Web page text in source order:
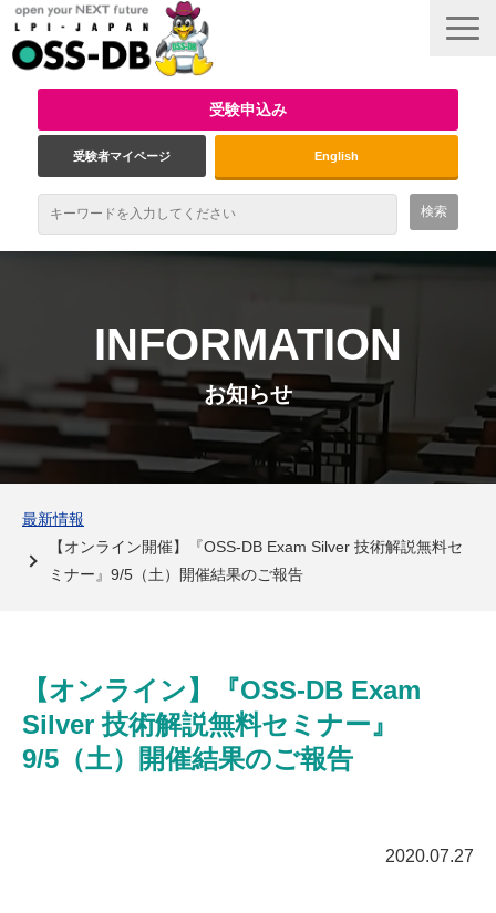
受験申込み
受験者マイページ English
資格取得のメリット
受験対策
インタビュー
INFORMATION
お知らせ
最新情報
【オンライン開催】『OSS-DB Exam Silver 技術解説無料セ
ミナー』9/5（土）開催結果のご報告
【オンライン】『OSS-DB Exam
Silver 技術解説無料セミナー』
9/5（土）開催結果のご報告
2020.07.27